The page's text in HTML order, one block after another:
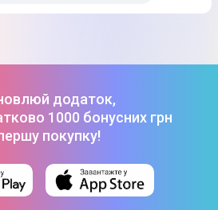
додаток,
1000 бонусних грн
покупку!